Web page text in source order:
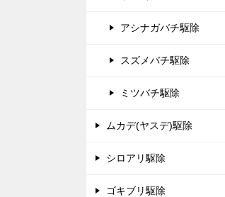
アシナガバチ駆除
スズメバチ駆除
ミツバチ駆除
ムカデ(ヤスデ)駆除
シロアリ駆除
ゴキブリ駆除